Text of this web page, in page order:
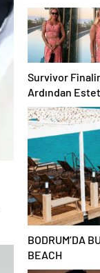
Survivor
Ardından
Dokunuşuyla
Gündemde
BODRUM’DA
BEACH